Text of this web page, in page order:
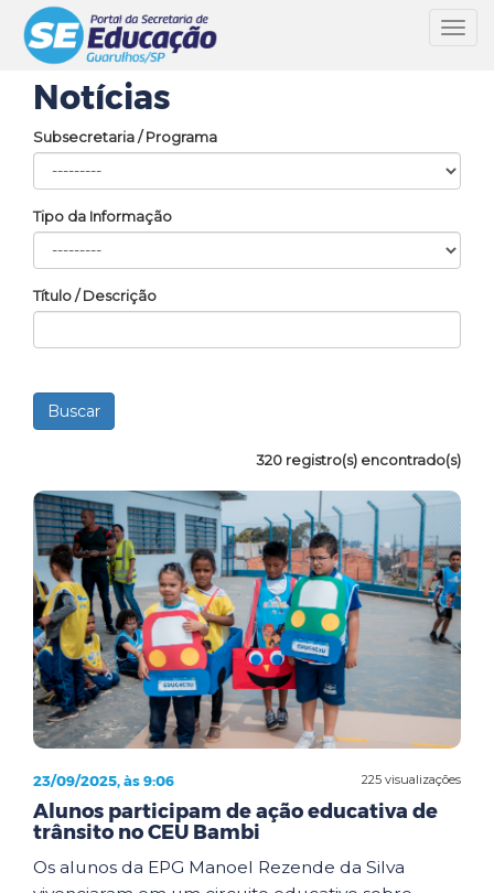
Notícias
Subsecretaria / Programa
Tipo da Informação
Título / Descrição
320 registro(s) encontrado(s)
225 visualizações
23/09/2025, às 9:06
Alunos participam de ação educativa de
trânsito no CEU Bambi
Os alunos da EPG Manoel Rezende da Silva